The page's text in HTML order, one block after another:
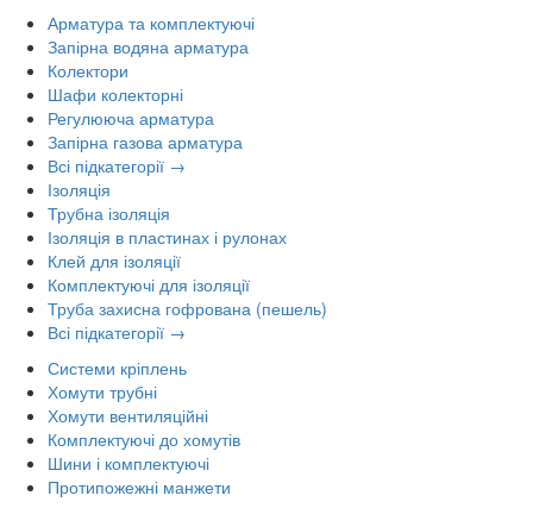
Арматура та комплектуючі
Запірна водяна арматура
Колектори
Шафи колекторні
Регулююча арматура
Запірна газова арматура
Всі підкатегорії →
Ізоляція
Трубна ізоляція
Ізоляція в пластинах і рулонах
Клей для ізоляції
Комплектуючі для ізоляції
Труба захисна гофрована (пешель)
Всі підкатегорії →
Системи кріплень
Хомути трубні
Хомути вентиляційні
Комплектуючі до хомутів
Шини і комплектуючі
Протипожежні манжети